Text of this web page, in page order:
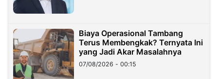
Biaya Operasional Tambang
Terus Membengkak? Ternyata Ini
yang Jadi Akar Masalahnya
07/08/2026 - 00:15